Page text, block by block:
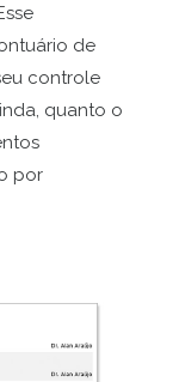
de
controle
quanto o
por